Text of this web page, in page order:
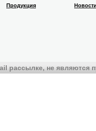
Продукция
рассылке, не являются